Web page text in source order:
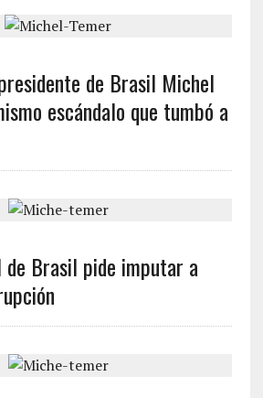
de Brasil Michel
escándalo que tumbó a
de Brasil pide imputar a